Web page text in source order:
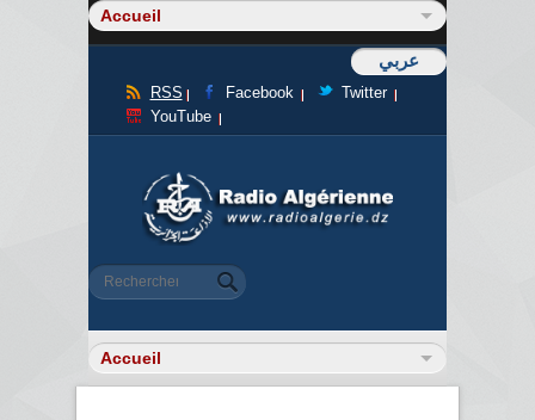
عربي
RSS Facebook
Twitter
YouTube
Formulaire de recherche
Rechercher